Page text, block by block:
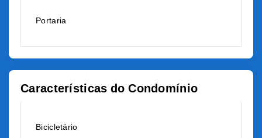
Portaria
Características do Condomínio
Bicicletário